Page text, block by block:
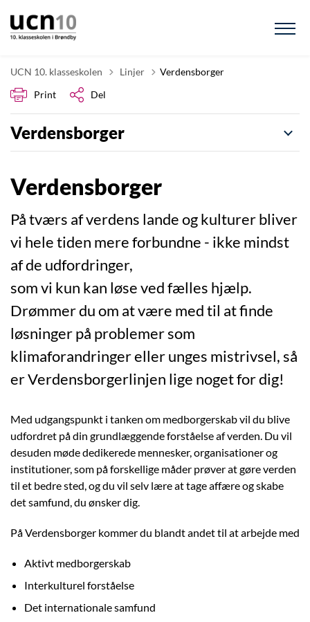
UCN 10. klasseskolen Tilbage til
Linjer
Verdensborger
Print
Del
Verdensborger
Verdensborger
På tværs af verdens lande og kulturer bliver
vi hele tiden mere forbundne - ikke mindst
af de udfordringer,
som vi kun kan løse ved fælles hjælp.
Drømmer du om at være med til at finde
løsninger på problemer som
klimaforandringer eller unges mistrivsel, så
er Verdensborgerlinjen lige noget for dig!
Med udgangspunkt i tanken om medborgerskab vil du blive
udfordret på din grundlæggende forståelse af verden. Du vil
desuden møde dedikerede mennesker, organisationer og
institutioner, som på forskellige måder prøver at gøre verden
til et bedre sted, og du vil selv lære at tage affære og skabe
det samfund, du ønsker dig.
På Verdensborger kommer du blandt andet til at arbejde med
Aktivt medborgerskab
Interkulturel forståelse
Det internationale samfund